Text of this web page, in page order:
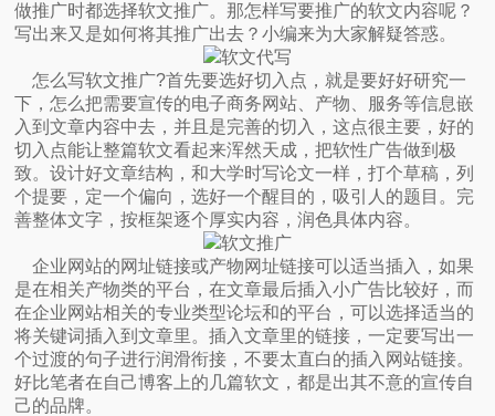
做推广时都选择软文推广。那怎样写要推广的软文内容呢？
写出来又是如何将其推广出去？小编来为大家解疑答惑。
怎么写软文推广?首先要选好切入点，就是要好好研究一
下，怎么把需要宣传的电子商务网站、产物、服务等信息嵌
入到文章内容中去，并且是完善的切入，这点很主要，好的
切入点能让整篇软文看起来浑然天成，把软性广告做到极
致。设计好文章结构，和大学时写论文一样，打个草稿，列
个提要，定一个偏向，选好一个醒目的，吸引人的题目。完
善整体文字，按框架逐个厚实内容，润色具体内容。
企业网站的网址链接或产物网址链接可以适当插入，如果
是在相关产物类的平台，在文章最后插入小广告比较好，而
在企业网站相关的专业类型论坛和的平台，可以选择适当的
将关键词插入到文章里。插入文章里的链接，一定要写出一
个过渡的句子进行润滑衔接，不要太直白的插入网站链接。
好比笔者在自己博客上的几篇软文，都是出其不意的宣传自
己的品牌。